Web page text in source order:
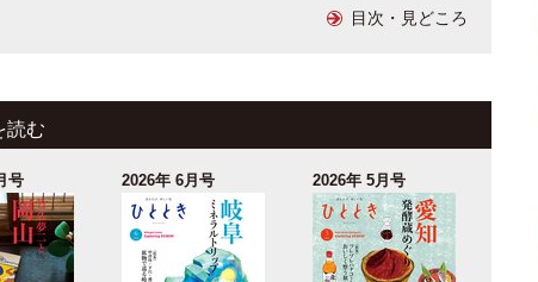
目次・見どころ
読む
号 2026年 6月号 2026年 5月号